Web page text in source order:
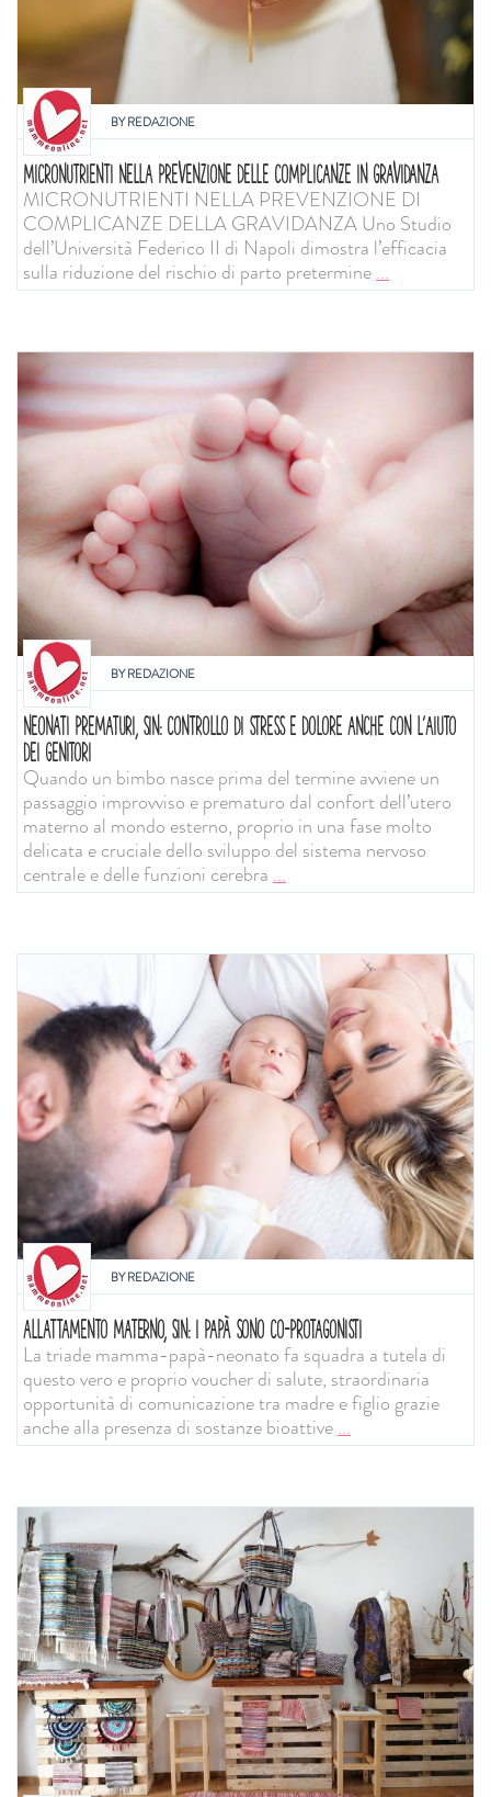
BYREDAZIONE
MICRONUTRIENTI NELLA PREVENZIONE DELLE COMPLICANZE IN GRAVIDANZA
MICRONUTRIENTI NELLA PREVENZIONE DI
COMPLICANZE DELLA GRAVIDANZA Uno Studio
dell’Università Federico II di Napoli dimostra l’efficacia
sulla riduzione del rischio di parto pretermine...
BYREDAZIONE
NEONATI PREMATURI, SIN: CONTROLLO DI STRESS E DOLORE ANCHE CON L'AIUTO
DEI GENITORI
Quando un bimbo nasce prima del termine avviene un
passaggio improvviso e prematuro dal confort dell’utero
materno al mondo esterno, proprio in una fase molto
delicata e cruciale dello sviluppo del sistema nervoso
centrale e delle funzioni cerebra...
BYREDAZIONE
ALLATTAMENTO MATERNO, SIN: I PAPÀ SONO CO-PROTAGONISTI
La triade mamma-papà-neonato fa squadra a tutela di
questo vero e proprio voucher di salute, straordinaria
opportunità di comunicazione tra madre e figlio grazie
anche alla presenza di sostanze bioattive...